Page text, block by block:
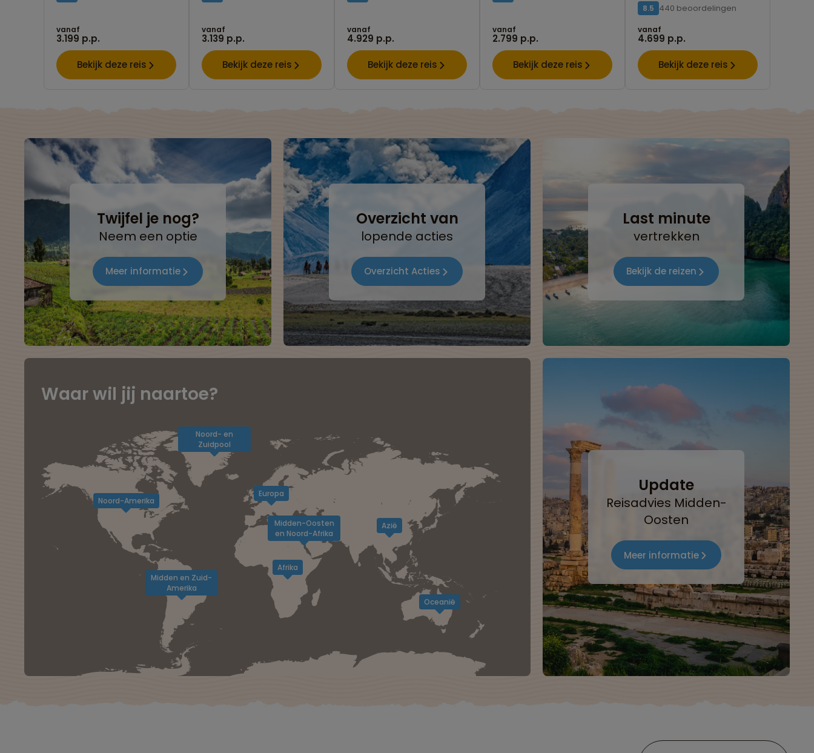
vanaf
3.199 p.p.
Bekijk deze reis
vanaf
3.139 p.p.
Bekijk deze reis
vanaf
4.929 p.p.
Bekijk deze reis
vanaf
2.799 p.p.
Bekijk deze reis
8.5 440 beoordelingen
vanaf
4.699 p.p.
Bekijk deze reis
Twijfel je nog?
Neem een optie
Meer informatie
Overzicht van
lopende acties
Overzicht Acties
Last minute
vertrekken
Bekijk de reizen
Waar wil jij naartoe?
Azië
Afrika
Midden en Zuid-
Amerika
Midden-Oosten
en Noord-Afrika
Noord-Amerika
Europa
Oceanië
Noord- en
Zuidpool
Update
Reisadvies Midden-
Oosten
Meer informatie